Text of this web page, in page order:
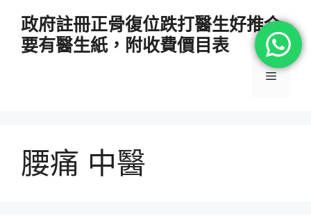
政府註冊正骨復位跌打醫生好推介
要有醫生紙，附收費價目表
選
腰痛 中醫